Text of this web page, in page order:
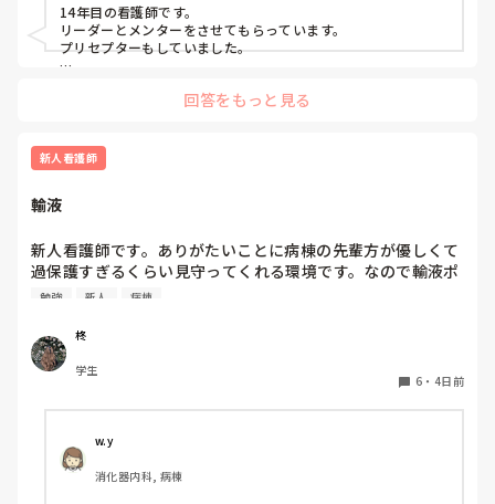
入職してすぐのオリエンテーションや研修でプリセプター制
度について説明は受けていましたが、他病棟の同期はすでに
がプリセプターなのか知りませんでした。知ったきっかけ
接伝えてもらえなかったこともあり、その頃からずっと距離
を感じています。
また、人見知りな性格もあって、研修で学んだ看護技術を練
思ってしまい、なかなか声をかけることができません。その
点については、自分自身でも改善しなければいけないと思っ
ています。
一方で、プリセプターは放任主義なのか、研修内容や看護技
術の練習状況について聞かれることはほとんどありません。
「今のうちに練習した方がいいよ」と言われることはありま
私のイメージでは、プリセプターは一緒に技術練習をしてく
れたり、定期的に悩みや困っていることを聞いてくれたりす
る存在だと思っていました。しかし、実際にはそのような関
14年目の看護師です。
リーダーとメンターをさせてもらっています。
プリセプターもしていました。
のことを聞いたりしています。
プリセプターの役割は、パンダコパンダさんのイメージどおり
です。ただ、勤務的にプリセプターと同じ日をしょっちゅう作
すが、みんなで１年生を教えるみたいなかんじです。
ターを窓口にしている感じです。
プリセプターが自分の役割を分かっていないのか、自分がプリ
セプターになっていること自体分かっていないのかもしれませ
先輩に話しかけずらいのは良く分かりますが、自分がプリセプ
ティーになっていること挨拶にいきましたか？
今は８月なので、パンダコパンダさんの状況が良くなっている
す。私なら、変えたいってことは言わずに周りにいる先輩に聞
いたり技術練習の相手をお願いします。
話しかけやすい先輩はいますか？
回答をもっと見る
新人看護師
輸液
新人看護師です。ありがたいことに病棟の先輩方が優しくて
過保護すぎるくらい見守ってくれる環境です。なので輸液ポ
ンプも最近になってするようになりました。500mlを8時間
ーするためにロックをしてシャワー後に再開する場合の輸液
ポンプの設定の仕方が病棟に2通りあります。当初の予定通
り、500mlの63ml/hで設定する方と、残量をシャワー後から
たりの量を設定してる方の2通りあります。先輩に聞きたい
のですがどちらかのやり方が間違ってる場合、先輩の間違い
を指摘する形になるのが怖くてまだ聞けてないです。みなさ
んはどちらでしているのか教えていただきたいです。
勉強 新人 病棟
柊
学生
6 ・ 4日前
w.y
消化器内科, 病棟